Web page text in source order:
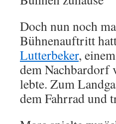
Doch nun noch
Bühnenauftritt
Lutterbeker,
dem Nachbardorf
lebte. Zum
dem Fahrrad und